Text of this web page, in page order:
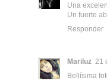
Una
Un fuerte
Responder
Mariluz 21
Bellísima